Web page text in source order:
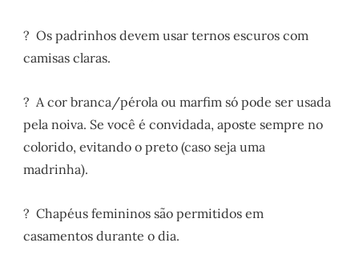
? Os padrinhos devem usar ternos escuros com
camisas claras.
? A cor branca/pérola ou marfim só pode ser usada
pela noiva. Se você é convidada, aposte sempre no
colorido, evitando o preto (caso seja uma
madrinha).
? Chapéus femininos são permitidos em
casamentos durante o dia.